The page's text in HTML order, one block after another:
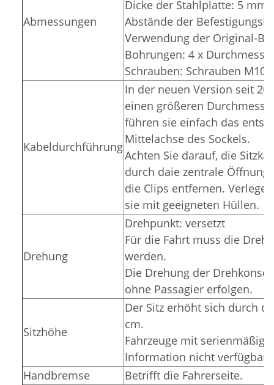
Abmessungen
Dicke der Stahlplatte: 5 mm
Abstände der
Verwendung der Original-
Bohrungen: 4 x
Schrauben: Schrauben M10
Kabeldurchführung
In der neuen Version seit
einen größeren
führen sie einfach das
Mittelachse des Sockels.
Achten Sie darauf, die
durch daie zentrale Öffnung
die Clips entfernen.
sie mit geeigneten Hüllen.
Drehung
Drehpunkt: versetzt
Für die Fahrt muss die
werden.
Die Drehung der
ohne Passagier erfolgen.
Sitzhöhe
Der Sitz erhöht sich durch
cm.
Fahrzeuge mit
Information nicht verfügbar.
Handbremse
Betrifft die Fahrerseite.